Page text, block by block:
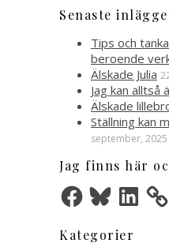
Senaste
Tips och
beroende
Älskade Julia
Jag kan alltså
Älskade
Ställning kan
september, 2025
Jag finns här
FacebookBlueskyLinkedIn
Kategorier